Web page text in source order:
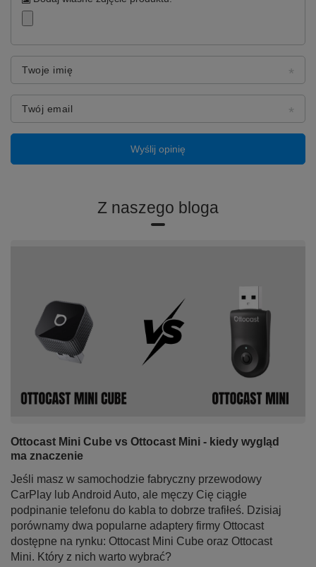
➡️ Co dostaniesz w zamian?
obsługa nawigacji GPS w czasie rzeczywistym
sterowanie głosowe
odtwarzacz muzyki z najpopularniejszych platform
streamingowych
samochodowy odtwarzacz seriali
wygodne połączenia telefoniczne
dostęp do wiadomości
Twoje imię
Twój email
Wyślij opinię
Z naszego bloga
Ottocast Mini Cube vs Ottocast Mini - kiedy wygląd
ma znaczenie
Jeśli masz w samochodzie fabryczny przewodowy
CarPlay lub Android Auto, ale męczy Cię ciągłe
podpinanie telefonu do kabla to dobrze trafiłeś. Dzisiaj
porównamy dwa popularne adaptery firmy Ottocast
dostępne na rynku: Ottocast Mini Cube oraz Ottocast
Mini. Który z nich warto wybrać?